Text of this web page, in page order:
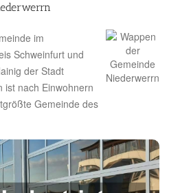
im
Schweinfurt und
der Stadt
ist nach Einwohnern
Gemeinde des